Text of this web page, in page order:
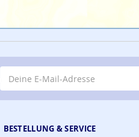
BESTELLUNG & SERVICE